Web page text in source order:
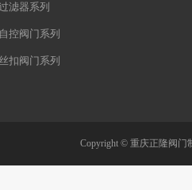
滤器系列
自控阀门系列
扣阀门系列
Copyright © 重庆正隆阀门